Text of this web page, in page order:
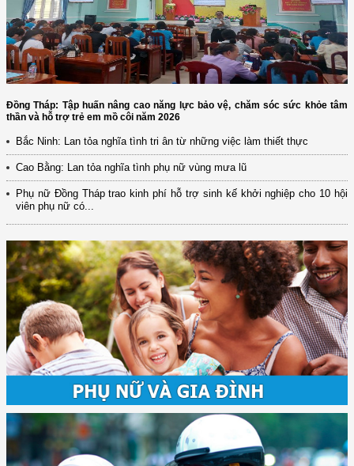
Đồng Tháp: Tập huấn nâng cao năng lực bảo vệ, chăm sóc sức khỏe tâm
thần và hỗ trợ trẻ em mồ côi năm 2026
Bắc Ninh: Lan tỏa nghĩa tình tri ân từ những việc làm thiết thực
Cao Bằng: Lan tỏa nghĩa tình phụ nữ vùng mưa lũ
Phụ nữ Đồng Tháp trao kinh phí hỗ trợ sinh kế khởi nghiệp cho 10 hội
viên phụ nữ có...